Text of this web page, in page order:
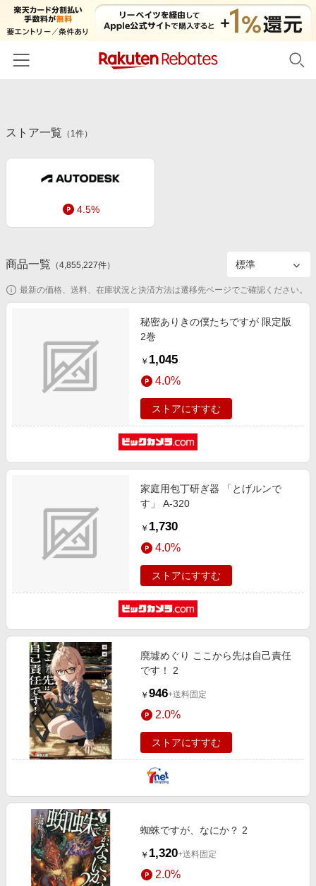
カテゴリー一覧
百貨店・総合ECモール
ファッション・インナー・小物
食品・スイーツ・お酒
家電・PC・スマホ・カメラ
スポーツ・アウトドア・ゴルフ
インテリア・寝具
ペット・花・DIY・車
金融・マネー・保険
ビジネス・その他サービス
初回購入者限定特典
新着ストアのご紹介
電子書籍特集
わくわく夏特集
Apple公式サイト×楽天カード分割払い
Samsung ボーナスキャンペーン
友達紹介
楽天IDでログイン/会員登録
ストア一覧 （ 1件）
4.5%
商品一覧 （4,855,227件）
最新の価格、送料、在庫状況と決済方法は遷移先ページでご確認ください。
秘密ありきの僕たちですが 限定版
2巻
￥ 1,045
4.0%
ストアにすすむ
家庭用包丁研ぎ器 「とげルンで
す」 A-320
￥ 1,730
4.0%
ストアにすすむ
廃墟めぐり ここから先は自己責任
です！ 2
￥ 946+送料固定
2.0%
ストアにすすむ
蜘蛛ですが、なにか？ 2
￥ 1,320+送料固定
2.0%